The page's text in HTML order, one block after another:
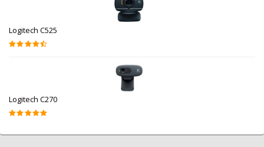
Logitech C525
Logitech C270